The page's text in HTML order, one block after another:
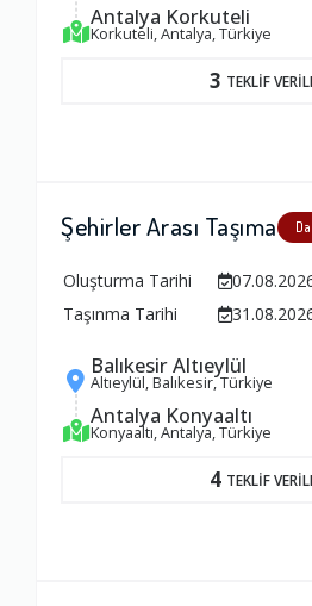
Antalya Korkuteli
Korkuteli, Antalya, Türkiye
3 TEKLİF
Şehirler Arası Taşıma
Oluşturma Tarihi
Taşınma Tarihi
Balıkesir Altıeylül
Altıeylül, Balıkesir, Türkiye
Antalya Konyaaltı
Konyaaltı, Antalya, Türkiye
4 TEKLİF
Fiyatlandırma
Yorumunuz